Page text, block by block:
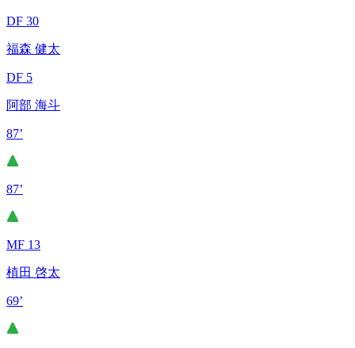
DF 30
福森 健太
DF 5
阿部 海斗
87’
87’
MF 13
植田 啓太
69’